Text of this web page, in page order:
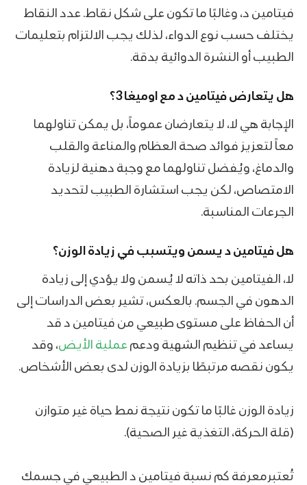
فيتامين د، وغالبًا ما تكون على شكل نقاط. عدد النقاط
يختلف حسب نوع الدواء، لذلك يجب الالتزام بتعليمات
الطبيب أو النشرة الدوائية بدقة.
هل يتعارض فيتامين د معاوميغا 3 ؟
الإجابة هي لا، لا يتعارضان عموماً، بل يمكن تناولهما
معاً لتعزيز فوائد صحة العظام والمناعة والقلب
والدماغ، ويُفضل تناولهما مع وجبة دهنية لزيادة
الامتصاص، لكن يجب استشارة الطبيب لتحديد
الجرعات المناسبة.
هل فيتامين د يسمن ويتسبب في زيادة الوزن؟
لا، الفيتامين بحد ذاته لا يُسمن ولا يؤدي إلى زيادة
الدهون في الجسم. بالعكس، تشير بعض الدراسات إلى
أن الحفاظ على مستوى طبيعي من فيتامين د قد
يساعد في تنظيم الشهية ودعمعملية الأيض، وقد
يكون نقصه مرتبطًا بزيادة الوزن لدى بعض الأشخاص.
زيادة الوزن غالبًا ما تكون نتيجة نمط حياة غير متوازن
(قلة الحركة، التغذية غير الصحية).
تُعتبرمعرفة كم نسبة فيتامين د الطبيعي في جسمك